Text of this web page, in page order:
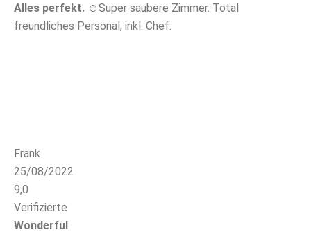
Alles perfekt. ☺Super saubere Zimmer. Total
freundliches Personal, inkl. Chef.
Frank
25/08/2022
9,0
Verifizierte
Wonderful